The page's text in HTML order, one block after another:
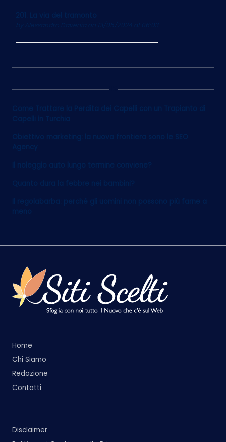
201. La via del tramonto
on 13/05/2024 at 06:03
12
Come Trattare la Perdita dei Capelli con un Trapianto di
Capelli in Turchia
Obiettivo marketing: la nuova frontiera sono le SEO
Agency
Il noleggio auto lungo termine conviene?
Quanto dura la febbre nei bambini?
Il regolabarba: perché gli uomini non possono più farne a
meno
Home
Chi Siamo
Redazione
Contatti
Disclaimer